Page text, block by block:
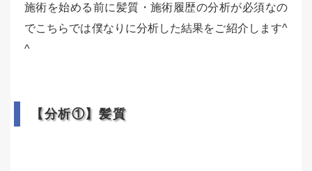
施術を始める前に髪質・施術履歴の分析が必須なの
でこちらでは僕なりに分析した結果をご紹介します^
^
【分析①】髪質